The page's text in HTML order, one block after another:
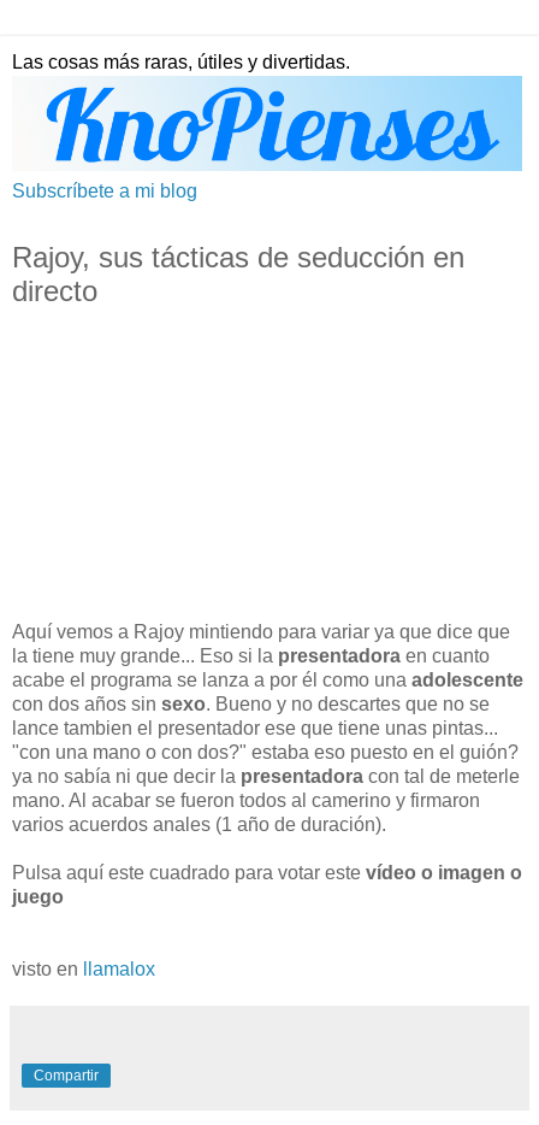
Las cosas más raras, útiles y divertidas.
Subscríbete a mi blog
Rajoy, sus tácticas de seducción en
directo
Aquí vemos a Rajoy mintiendo para variar ya que dice que
la tiene muy grande... Eso si la presentadora en cuanto
acabe el programa se lanza a por él como una adolescente
con dos años sin sexo. Bueno y no descartes que no se
lance tambien el presentador ese que tiene unas pintas...
"con una mano o con dos?" estaba eso puesto en el guión?
ya no sabía ni que decir la presentadora con tal de meterle
mano. Al acabar se fueron todos al camerino y firmaron
varios acuerdos anales (1 año de duración).
Pulsa aquí este cuadrado para votar este vídeo o imagen o
juego
visto en llamalox
Compartir